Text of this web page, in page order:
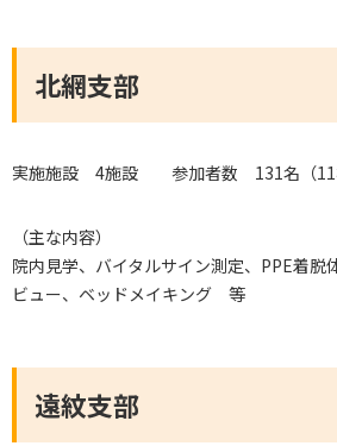
北網支部
実施施設 4施設 参加者数 131名（11
（主な内容）
院内見学、バイタルサイン測定、PPE着脱
ビュー、ベッドメイキング 等
遠紋支部